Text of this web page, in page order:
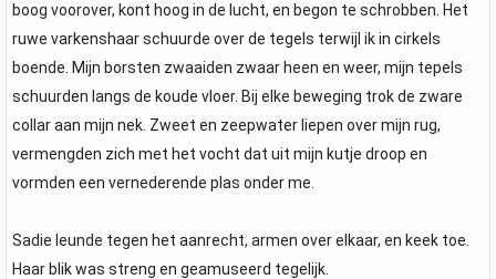
boog voorover, kont hoog in de lucht, en begon te schrobben. Het
ruwe varkenshaar schuurde over de tegels terwijl ik in cirkels
boende. Mijn borsten zwaaiden zwaar heen en weer, mijn tepels
schuurden langs de koude vloer. Bij elke beweging trok de zware
collar aan mijn nek. Zweet en zeepwater liepen over mijn rug,
vermengden zich met het vocht dat uit mijn kutje droop en
vormden een vernederende plas onder me.
Sadie leunde tegen het aanrecht, armen over elkaar, en keek toe.
Haar blik was streng en geamuseerd tegelijk.